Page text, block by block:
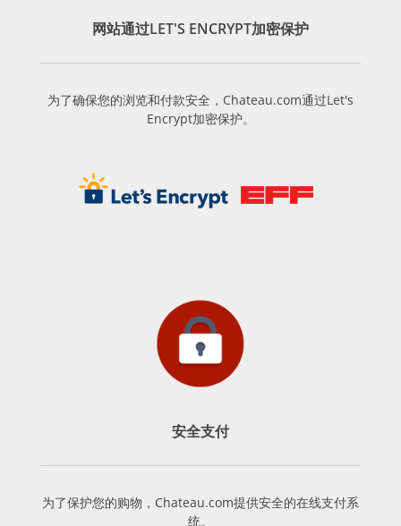
网站通过LET'S ENCRYPT加密保护
为了确保您的浏览和付款安全，Chateau.com通过Let's
Encrypt加密保护。
安全支付
为了保护您的购物，Chateau.com提供安全的在线支付系
统。